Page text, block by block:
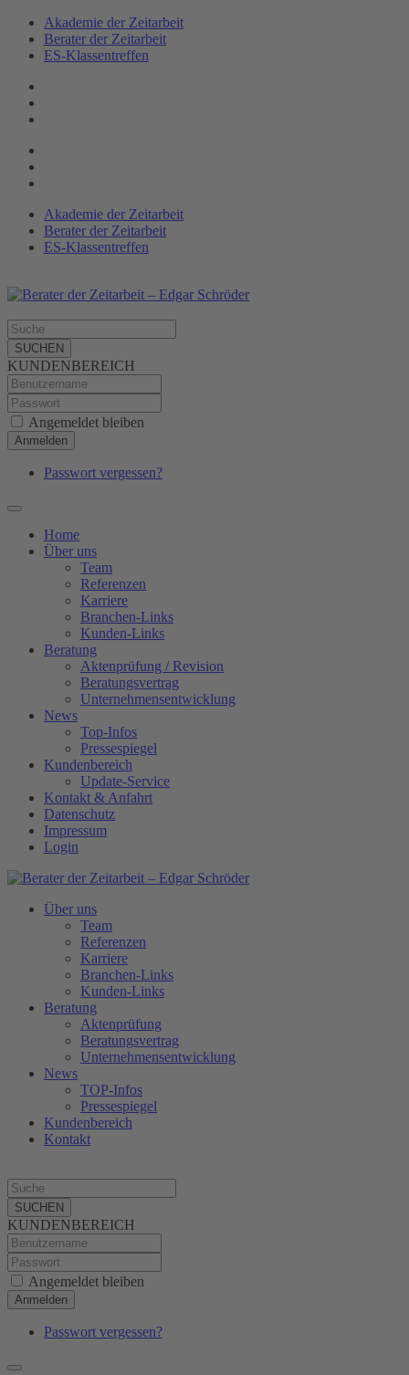
Akademie der Zeitarbeit
Berater der Zeitarbeit
ES-Klassen­treffen
Akademie der Zeitarbeit
Berater der Zeitarbeit
ES-Klassentreffen
SUCHEN
KUNDENBEREICH
Angemeldet bleiben
Anmelden
Passwort vergessen?
Home
Über uns
Team
Referenzen
Karriere
Branchen-Links
Kunden-Links
Beratung
Aktenprüfung / Revision
Beratungsvertrag
Unternehmensentwicklung
News
Top-Infos
Pressespiegel
Kundenbereich
Update-Service
Kontakt & Anfahrt
Datenschutz
Impressum
Login
Über uns
Team
Referenzen
Karriere
Branchen-Links
Kunden-Links
Beratung
Aktenprüfung
Beratungsvertrag
Unternehmensentwicklung
News
TOP-Infos
Pressespiegel
Kundenbereich
Kontakt
SUCHEN
KUNDENBEREICH
Angemeldet bleiben
Anmelden
Passwort vergessen?